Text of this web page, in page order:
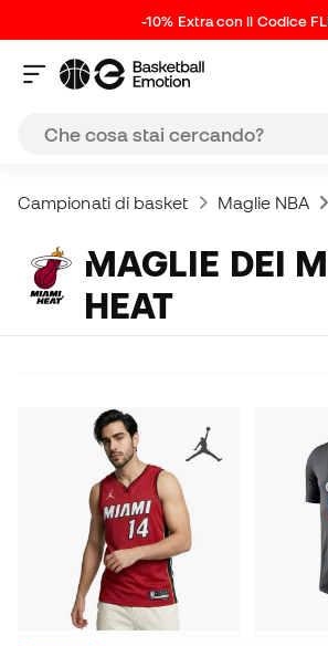
-10% Extra con il Codice
Campionati di basket Maglie NBA
MAGLIE DEI MIAMI
HEAT